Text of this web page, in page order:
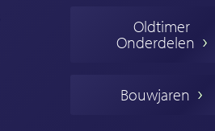
Oldtimer
Onderdelen
Bouwjaren